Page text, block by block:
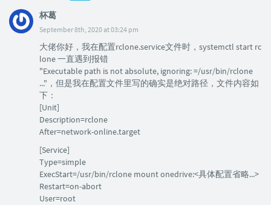
杯葛
September 8th, 2020 at 03:24 pm
大佬你好，我在配置rclone.service文件时，systemctl start rc
lone 一直遇到报错
"Executable path is not absolute, ignoring: =/usr/bin/rclone
..."，但是我在配置文件里写的确实是绝对路径，文件内容如
下：
[Unit]
Description=rclone
After=network-online.target
[Service]
Type=simple
ExecStart=/usr/bin/rclone mount onedrive:<具体配置省略...>
Restart=on-abort
User=root